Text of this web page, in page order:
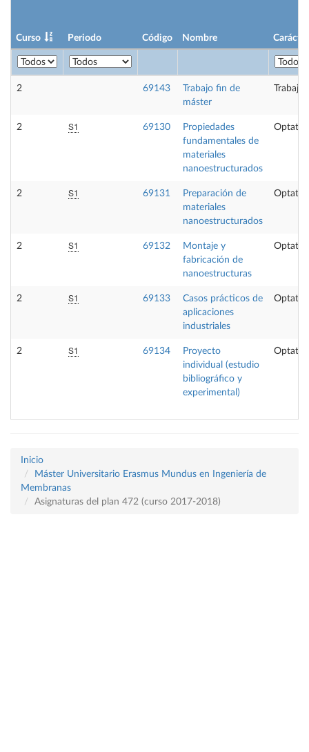
Curso Periodo Código Nombre Carácter
2 69143
Trabajo fin de
máster
Trabajo
2 S1 69130
Propiedades
fundamentales de
materiales
nanoestructurados
2 S1 69131
Preparación de
materiales
nanoestructurados
2 S1 69132
Montaje y
fabricación de
nanoestructuras
2 S1 69133
Casos prácticos de
aplicaciones
industriales
2 S1 69134
Proyecto
individual (estudio
bibliográfico y
experimental)
Inicio
Máster Universitario Erasmus Mundus en Ingeniería de
Membranas
Asignaturas del plan 472 (curso 2017-2018)